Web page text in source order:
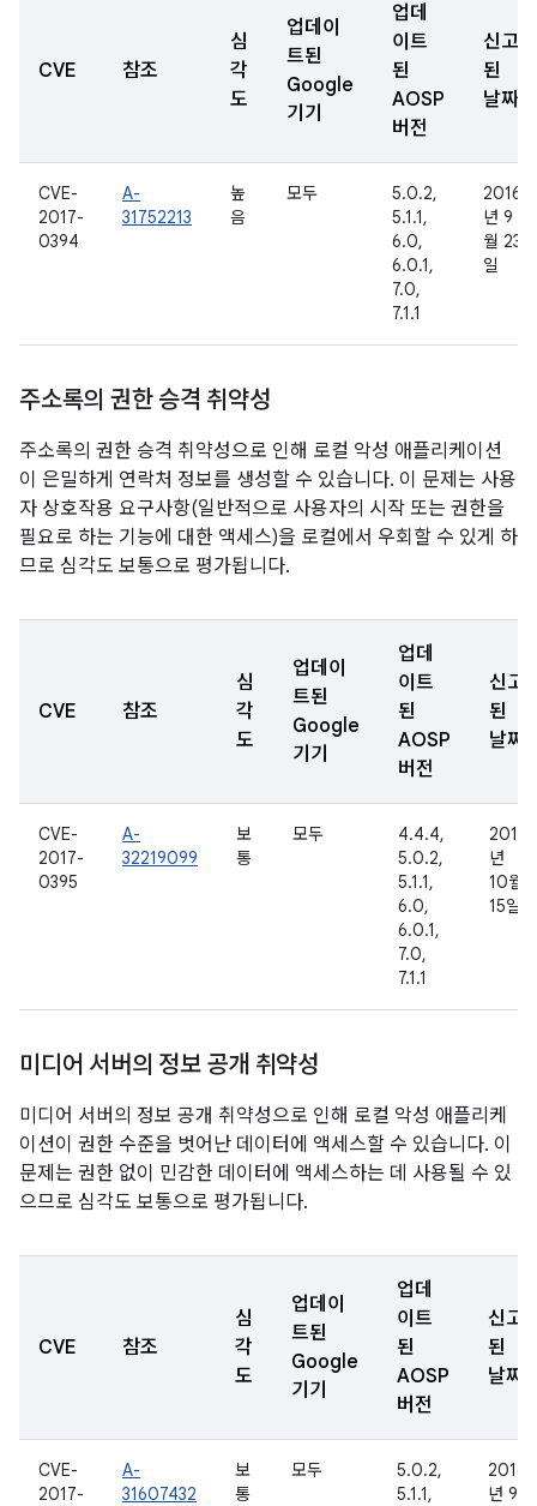
CVE 참조
심
각
도
업데이
트된
Google
기기
업데
이트
된
AOSP
버전
신고
된
날짜
CVE-
2017-
0394
A-
31752213
높
음
모두
5.0.2,
5.1.1,
6.0,
6.0.1,
7.0,
7.1.1
2016
년 9
월 23
일
주소록의 권한 승격 취약성
주소록의 권한 승격 취약성으로 인해 로컬 악성 애플리케이션
이 은밀하게 연락처 정보를 생성할 수 있습니다. 이 문제는 사용
자 상호작용 요구사항(일반적으로 사용자의 시작 또는 권한을
필요로 하는 기능에 대한 액세스)을 로컬에서 우회할 수 있게 하
므로 심각도 보통으로 평가됩니다.
CVE 참조
심
각
도
업데이
트된
Google
기기
업데
이트
된
AOSP
버전
신고
된
날짜
CVE-
2017-
0395
A-
32219099
보
통
모두
4.4.4,
5.0.2,
5.1.1,
6.0,
6.0.1,
7.0,
7.1.1
2016
년
10월
15일
미디어 서버의 정보 공개 취약성
미디어 서버의 정보 공개 취약성으로 인해 로컬 악성 애플리케
이션이 권한 수준을 벗어난 데이터에 액세스할 수 있습니다. 이
문제는 권한 없이 민감한 데이터에 액세스하는 데 사용될 수 있
으므로 심각도 보통으로 평가됩니다.
CVE 참조
심
각
도
업데이
트된
Google
기기
업데
이트
된
AOSP
버전
신고
된
날짜
CVE-
2017-
A-
31607432
보
통
모두
5.0.2,
5.1.1,
2016
년 9